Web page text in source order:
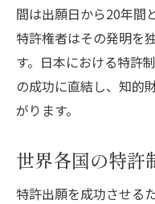
代理人と共
代理人費用
間は出願日から20年間
特許権者はその発明を
す。日本における特許
の成功に直結し、知的
がります。
世界各国の特許
特許出願を成功させる